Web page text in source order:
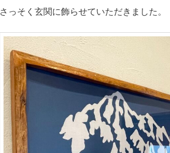
さっそく玄関に飾らせていただきました。